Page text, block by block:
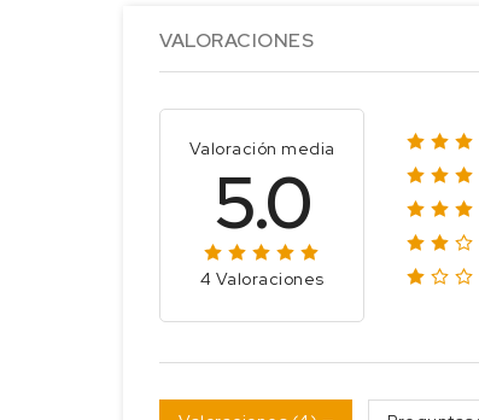
VALORACIONES
Valoración media
5.0
4 Valoraciones